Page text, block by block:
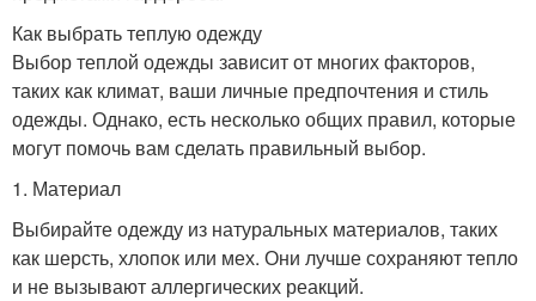
Как выбрать теплую одежду
Выбор теплой одежды зависит от многих факторов,
таких как климат, ваши личные предпочтения и стиль
одежды. Однако, есть несколько общих правил, которые
могут помочь вам сделать правильный выбор.
1. Материал
Выбирайте одежду из натуральных материалов, таких
как шерсть, хлопок или мех. Они лучше сохраняют тепло
и не вызывают аллергических реакций.